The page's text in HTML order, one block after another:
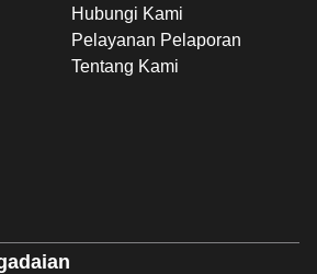
Hubungi Kami
Pelayanan Pelaporan
Tentang Kami